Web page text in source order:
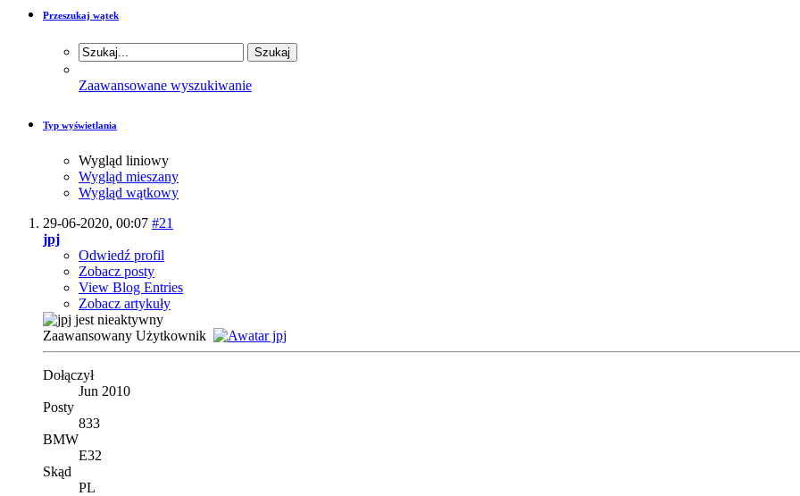
Przeszukaj wątek
Zaawansowane wyszukiwanie
Typ wyświetlania
Wygląd liniowy
Wygląd mieszany
Wygląd wątkowy
29-06-2020, 00:07 #21
jpj
Odwiedź profil
Zobacz posty
View Blog Entries
Zobacz artykuły
Zaawansowany Użytkownik
Dołączył
Jun 2010
Posty
833
BMW
E32
Skąd
PL